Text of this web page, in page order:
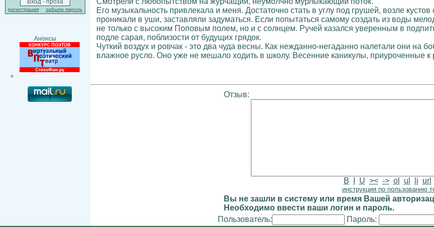
регистрация забыли пароль
Анонсы
Его музыкальность привлекала и меня. Достаточно стать в углу под грушей, возле
проникали в уши, заставляли задуматься. Если попытаться самому создать из воды
не только с высоким Поповым полем, но и с солнцем. Ручей казался уверенным в
подле сарая, поблизости от будущих грядок.
Чуткий воздух и ровчак - это два чуда весны. Как нежданно-негаданно налетали они на
влажное русло. Оно уже не мешало ходить в школу. Весенние каникулы, приуроченные к
Отзыв:
B U >< -> ol ul li url
инструкция по пользованию
Вы не зашли в систему или время Вашей
Необходимо ввести ваши логин и пароль.
Пользователь:
Пароль: